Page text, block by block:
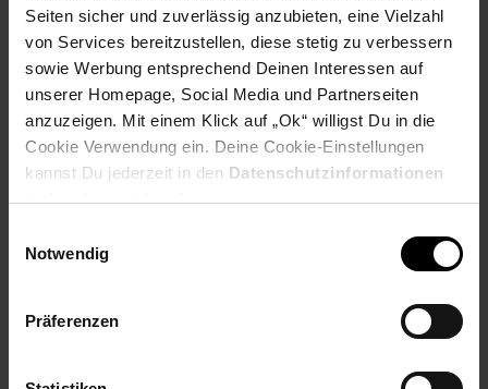
Seiten sicher und zuverlässig anzubieten, eine Vielzahl
von Services bereitzustellen, diese stetig zu verbessern
sowie Werbung entsprechend Deinen Interessen auf
unserer Homepage, Social Media und Partnerseiten
anzuzeigen. Mit einem Klick auf „Ok“ willigst Du in die
Cookie Verwendung ein. Deine Cookie-Einstellungen
kannst Du jederzeit in den Datenschutzinformationen
ändern bzw. widerrufen.
Notwendig
Präferenzen
PAYBACK
Payback Punkte Basis°Punkte:
86
Extra°Punkte:
0
Produktbeschreibung
Schnelle, präzise Kabellose Gaming-Maus: Eine Profi-Gaming-
mit den weltweit führenden Esports-Profis entwickelt und auf
Gewinn ausgelegt. Profi-Präzision: Hybride, optisch-
Zuverlässigkeit auf Profi-Niveau und eine optische Betätigung